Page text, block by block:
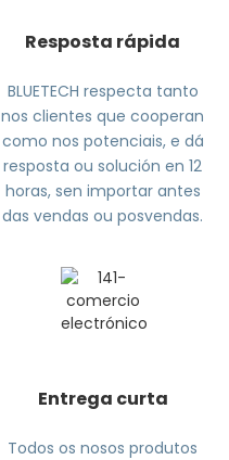
Resposta rápida
BLUETECH respecta tanto
nos clientes que cooperan
como nos potenciais, e dá
resposta ou solución en 12
horas, sen importar antes
das vendas ou posvendas.
Entrega curta
Todos os nosos produtos